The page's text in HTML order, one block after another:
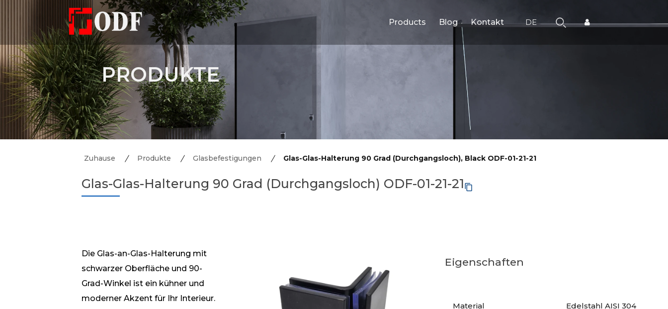
Products Blog Kontakt DE
PRODUKTE
Zuhause Produkte Glasbefestigungen Glas-Glas-Halterung 90 Grad (Durchgangsloch), Black ODF-01-21-21
Glas-Glas-Halterung 90 Grad (Durchgangsloch) ODF-01-21-21
Die Glas-an-Glas-Halterung mit
schwarzer Oberfläche und 90-
Grad-Winkel ist ein kühner und
moderner Akzent für Ihr Interieur.
Eigenschaften
Material Edelstahl AISI 304